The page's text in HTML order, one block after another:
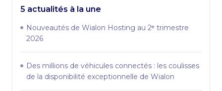
5 actualités à la une
Nouveautés de Wialon Hosting au 2ᵉ trimestre
2026
Des millions de véhicules connectés : les coulisses
de la disponibilité exceptionnelle de Wialon